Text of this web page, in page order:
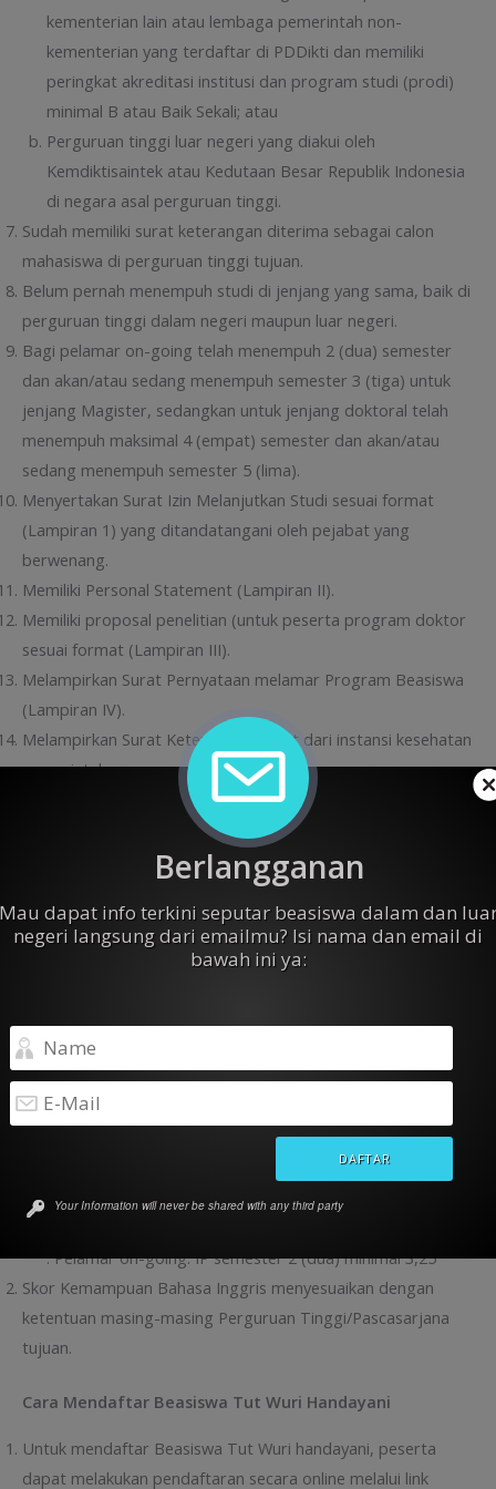
kementerian lain atau lembaga pemerintah non-
kementerian yang terdaftar di PDDikti dan memiliki
peringkat akreditasi institusi dan program studi (prodi)
minimal B atau Baik Sekali; atau
Perguruan tinggi luar negeri yang diakui oleh
Kemdiktisaintek atau Kedutaan Besar Republik Indonesia
di negara asal perguruan tinggi.
Sudah memiliki surat keterangan diterima sebagai calon
mahasiswa di perguruan tinggi tujuan.
Belum pernah menempuh studi di jenjang yang sama, baik di
perguruan tinggi dalam negeri maupun luar negeri.
Bagi pelamar on-going telah menempuh 2 (dua) semester
dan akan/atau sedang menempuh semester 3 (tiga) untuk
jenjang Magister, sedangkan untuk jenjang doktoral telah
menempuh maksimal 4 (empat) semester dan akan/atau
sedang menempuh semester 5 (lima).
Menyertakan Surat Izin Melanjutkan Studi sesuai format
(Lampiran 1) yang ditandatangani oleh pejabat yang
berwenang.
Memiliki Personal Statement (Lampiran II).
Memiliki proposal penelitian (untuk peserta program doktor
sesuai format (Lampiran III).
Melampirkan Surat Pernyataan melamar Program Beasiswa
(Lampiran IV).
Melampirkan Surat Keterangan Sehat dari instansi kesehatan
pemerintah.
Berkomitmen untuk segera kembali dan mengabdi ke
Pelamar diwajibkan mengikuti program magister/doktor di
kelas reguler (bukan kelas eksekutif/khusus/jarak
jauh/karyawan/program lain yang sejenis).
Tidak diperkenankan menerima beasiswa lain dengan
komponen yang sama (double funding).
Persyaratan Khusus
Persyaratan IP atau IPK:
Program Magister:
. Pelamar baru: IPK jenjang Sarjana minimal 2.75
. Pelamar on-going: IP semester 2 (dua) minimal 3,25
Program Doktor:
. Pelamar on-going: IP semester 2 (dua) minimal 3,25
Skor Kemampuan Bahasa Inggris menyesuaikan dengan
ketentuan masing-masing Perguruan Tinggi/Pascasarjana
tujuan.
Cara Mendaftar Beasiswa Tut Wuri Handayani
Untuk mendaftar Beasiswa Tut Wuri handayani, peserta
dapat melakukan pendaftaran secara online melalui link
Berlangganan
dapat info terkini seputar beasiswa dalam dan
negeri langsung dari emailmu? Isi nama dan email di
bawah ini ya:
Your Information will never be shared with any third party